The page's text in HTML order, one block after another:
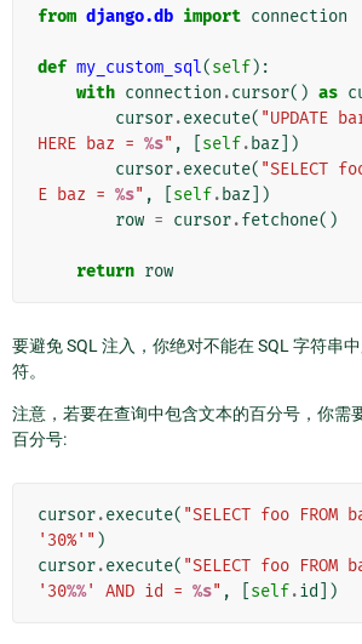
from django.db import connection
def my_custom_sql(self):
with connection .cursor() as
cursor.execute( "UPDATE
HERE baz = %s" , self. baz ])
cursor.execute( "SELECT
E baz = %s" , self. baz ])
row = cursor.fetchone()
return row
要避免 SQL 注入，你绝对不能在 SQL 字符串
符。
注意，若要在查询中包含文本的百分号，你需
百分号:
cursor.execute( "SELECT foo FROM
'30%'" )
cursor.execute( "SELECT foo FROM
'30%%' AND id = %s" , self.id ])